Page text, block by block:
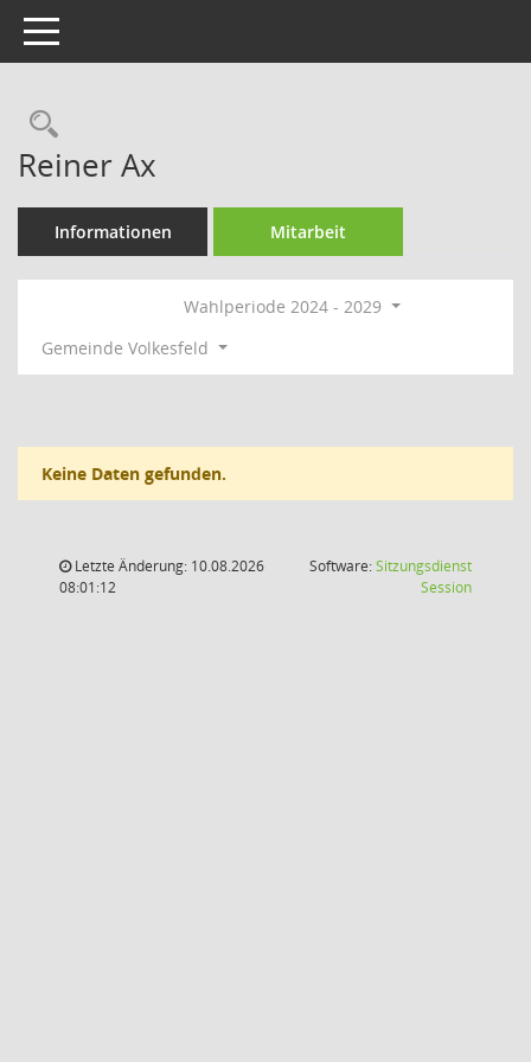
Toggle navigation
Rechercheauswahl
Reiner Ax
Informationen Mitarbeit
Wahlperiode 2024 - 2029
Gemeinde Volkesfeld
Keine Daten gefunden.
Letzte Änderung: 10.08.2026
08:01:12
Software:Sitzungsdienst
Session(Wird in